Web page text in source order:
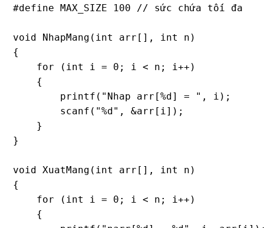
#define MAX_SIZE 100 // sức chứa tối đa
void NhapMang(int arr[], int n)
{
    for (int i = 0; i < n; i++)
    {
        printf("Nhap arr[%d] = ", i);
        scanf("%d", &arr[i]);
    }
}
void XuatMang(int arr[], int n)
{
    for (int i = 0; i < n; i++)
    {